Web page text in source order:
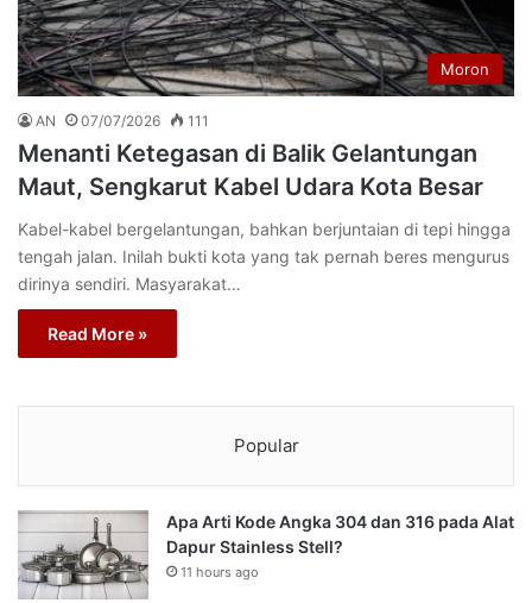
Moron
AN 07/07/2026 111
Menanti Ketegasan di Balik Gelantungan
Maut, Sengkarut Kabel Udara Kota Besar
Kabel-kabel bergelantungan, bahkan berjuntaian di tepi hingga
tengah jalan. Inilah bukti kota yang tak pernah beres mengurus
dirinya sendiri. Masyarakat…
Read More »
Popular
Apa Arti Kode Angka 304 dan 316 pada Alat
Dapur Stainless Stell?
11 hours ago